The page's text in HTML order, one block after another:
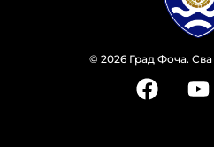
© 2026 Град Фоча.